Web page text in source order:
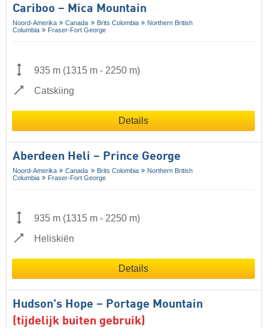
Cariboo – Mica Mountain
Noord-Amerika Canada Brits Colombia
Northern British
Columbia
Fraser-Fort George
935 m (1315 m - 2250 m)
Catskiing
Details
Aberdeen Heli – Prince George
Noord-Amerika Canada Brits Colombia
Northern British
Columbia
Fraser-Fort George
935 m (1315 m - 2250 m)
Heliskiën
Details
Hudson's Hope – Portage Mountain
(tijdelijk buiten gebruik)